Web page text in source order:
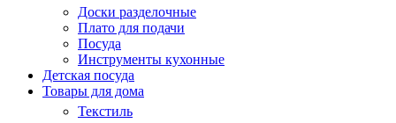
Доски разделочные
Плато для подачи
Посуда
Инструменты кухонные
Детская посуда
Товары для дома
Текстиль